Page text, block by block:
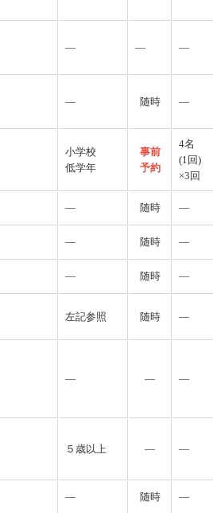
― ― ―
― 随時 ―
小学校
低学年
事前
予約
4名
(1回)
×3回
― 随時 ―
― 随時 ―
― 随時 ―
左記参照 随時 ―
― ― ―
５歳以上 ― ―
― 随時 ―